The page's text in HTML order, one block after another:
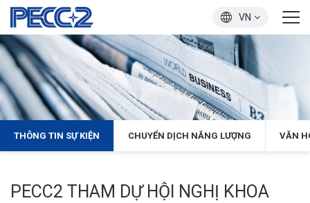
VN
THÔNG TIN SỰ KIỆN CHUYỂN DỊCH NĂNG LƯỢNG VĂN
PECC2 THAM DỰ HỘI NGHỊ KHOA